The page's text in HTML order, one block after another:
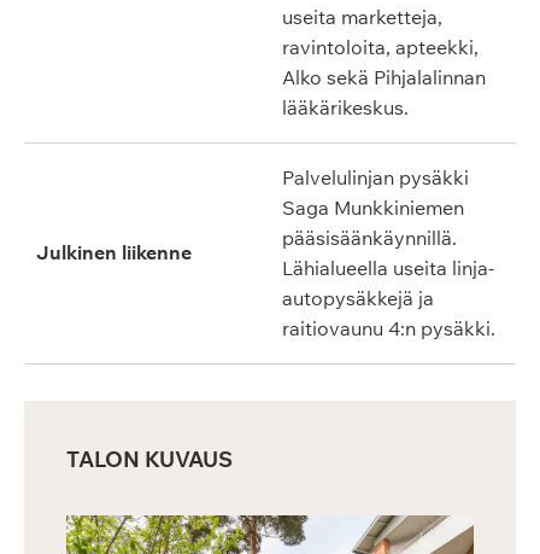
useita marketteja,
ravintoloita, apteekki,
Alko sekä Pihjalalinnan
lääkärikeskus.
Julkinen liikenne
Palvelulinjan pysäkki
Saga Munkkiniemen
pääsisäänkäynnillä.
Lähialueella useita linja-
autopysäkkejä ja
raitiovaunu 4:n pysäkki.
TALON KUVAUS